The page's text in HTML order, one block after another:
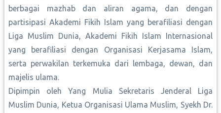
berbagai mazhab dan aliran agama, dan dengan
partisipasi Akademi Fikih Islam yang berafiliasi dengan
Liga Muslim Dunia, Akademi Fikih Islam Internasional
yang berafiliasi dengan Organisasi Kerjasama Islam,
serta perwakilan terkemuka dari lembaga, dewan, dan
majelis ulama.
Dipimpin oleh Yang Mulia Sekretaris Jenderal Liga
Muslim Dunia, Ketua Organisasi Ulama Muslim, Syekh Dr.